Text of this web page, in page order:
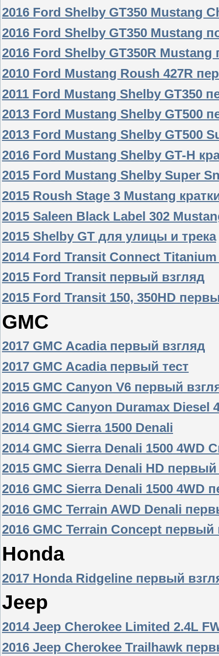
2016 Ford Shelby GT350 Mustang
2016 Ford Shelby GT350 Mustang
2016 Ford Shelby GT350R Mustang
2010 Ford Mustang Roush 427R
2011 Ford Mustang Shelby GT350
2013 Ford Mustang Shelby GT500
2013 Ford Mustang Shelby GT500
2016 Ford Mustang Shelby GT-H
2015 Ford Mustang Shelby Super
2015 Roush Stage 3 Mustang
2015 Saleen Black Label 302
2015 Shelby GT для улицы и трека
2014 Ford Transit Connect
2015 Ford Transit первый взгляд
2015 Ford Transit 150, 350HD
GMC
2017 GMC Acadia первый взгляд
2017 GMC Acadia первый тест
2015 GMC Canyon V6 первый
2016 GMC Canyon Duramax Diesel
2014 GMC Sierra 1500 Denali
2014 GMC Sierra Denali 1500 4WD
2015 GMC Sierra Denali HD первый
2016 GMC Sierra Denali 1500 4WD
2016 GMC Terrain AWD Denali
2016 GMC Terrain Concept первый
Honda
2017 Honda Ridgeline первый
Jeep
2014 Jeep Cherokee Limited 2.4L
2016 Jeep Cherokee Trailhawk